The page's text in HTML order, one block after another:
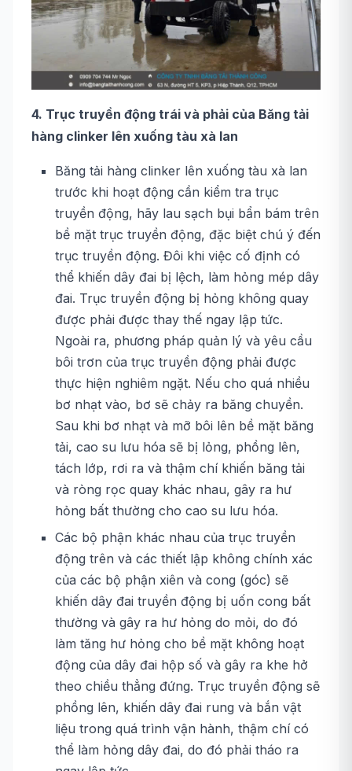
4. Trục truyền động trái và phải của Băng tải
hàng clinker lên xuống tàu xà lan
Băng tải hàng clinker lên xuống tàu xà lan
trước khi hoạt động cần kiểm tra trục
truyền động, hãy lau sạch bụi bẩn bám trên
bề mặt trục truyền động, đặc biệt chú ý đến
trục truyền động. Đôi khi việc cố định có
thể khiến dây đai bị lệch, làm hỏng mép dây
đai. Trục truyền động bị hỏng không quay
được phải được thay thế ngay lập tức.
Ngoài ra, phương pháp quản lý và yêu cầu
bôi trơn của trục truyền động phải được
thực hiện nghiêm ngặt. Nếu cho quá nhiều
bơ nhạt vào, bơ sẽ chảy ra băng chuyền.
Sau khi bơ nhạt và mỡ bôi lên bề mặt băng
tải, cao su lưu hóa sẽ bị lỏng, phồng lên,
tách lớp, rơi ra và thậm chí khiến băng tải
và ròng rọc quay khác nhau, gây ra hư
hỏng bất thường cho cao su lưu hóa.
Các bộ phận khác nhau của trục truyền
động trên và các thiết lập không chính xác
của các bộ phận xiên và cong (góc) sẽ
khiến dây đai truyền động bị uốn cong bất
thường và gây ra hư hỏng do mỏi, do đó
làm tăng hư hỏng cho bề mặt không hoạt
động của dây đai hộp số và gây ra khe hở
theo chiều thẳng đứng. Trục truyền động sẽ
phồng lên, khiến dây đai rung và bắn vật
liệu trong quá trình vận hành, thậm chí có
thể làm hỏng dây đai, do đó phải tháo ra